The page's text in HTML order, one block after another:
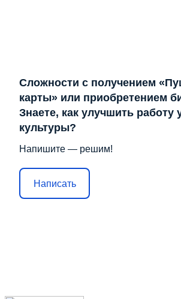
Сложности с получением
карты» или приобретением
Знаете, как улучшить работу
культуры?
Напишите — решим!
Написать